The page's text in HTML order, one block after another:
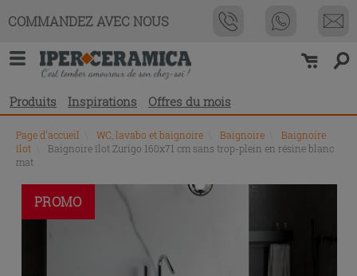
COMMANDEZ AVEC NOUS
Produits Inspirations Offres du mois
Page d'accueil WC, lavabo et baignoire Baignoire
Baignoire
îlot
Baignoire îlot Zurigo 160x71 cm sans trop-plein en résine blanc
mat
PROMO